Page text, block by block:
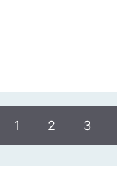
1 2 3